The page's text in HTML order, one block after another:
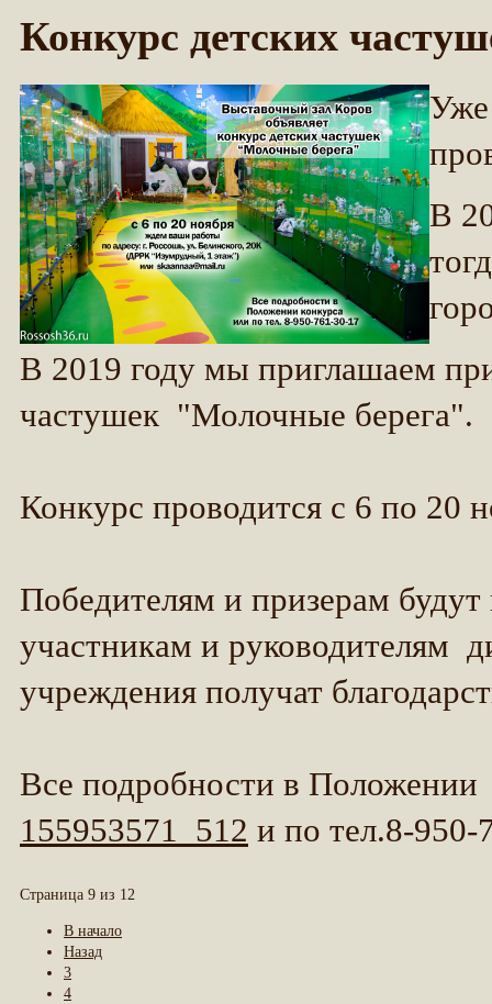
Конкурс детских
Уже
В
В 2019 году мы приглашаем
частушек "Молочные берега".
Конкурс проводится с 6 по 20
Победителям и призерам
участникам и руководителям
учреждения получат
Все подробности в
155953571_512 и по тел.8-950-
Страница 9 из 12
В начало
Назад
3
4